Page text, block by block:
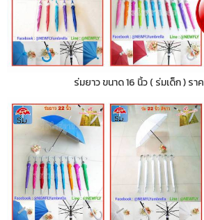
ร่มยาว ขนาด 16 นิ้ว ( ร่มเด็ก ) รา